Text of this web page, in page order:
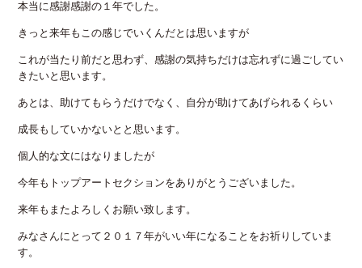
本当に感謝感謝の１年でした。
きっと来年もこの感じでいくんだとは思いますが
これが当たり前だと思わず、感謝の気持ちだけは忘れずに過ごしてい
きたいと思います。
あとは、助けてもらうだけでなく、自分が助けてあげられるくらい
成長もしていかないとと思います。
個人的な文にはなりましたが
今年もトップアートセクションをありがとうございました。
来年もまたよろしくお願い致します。
みなさんにとって２０１７年がいい年になることをお祈りしていま
す。